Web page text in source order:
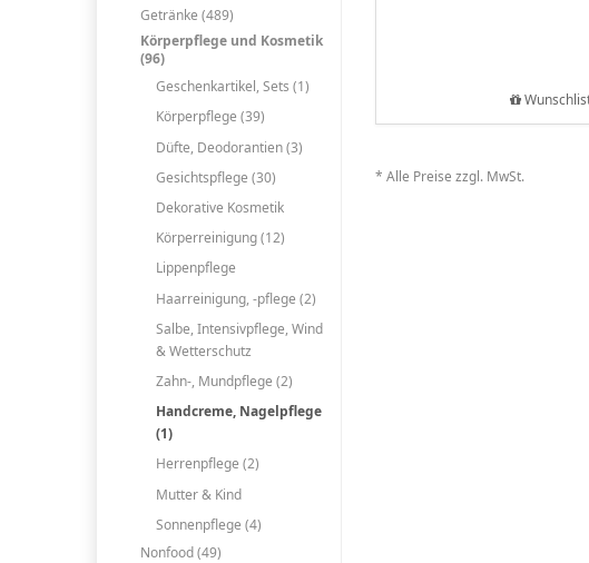
Getränke (489)
Körperpflege und Kosmetik
(96)
Geschenkartikel, Sets (1)
Körperpflege (39)
Düfte, Deodorantien (3)
Gesichtspflege (30)
Dekorative Kosmetik
Körperreinigung (12)
Lippenpflege
Haarreinigung, -pflege (2)
Salbe, Intensivpflege, Wind
& Wetterschutz
Zahn-, Mundpflege (2)
Handcreme, Nagelpflege
(1)
Herrenpflege (2)
Mutter & Kind
Sonnenpflege (4)
Nonfood (49)
* Alle Preise zzgl. MwSt.